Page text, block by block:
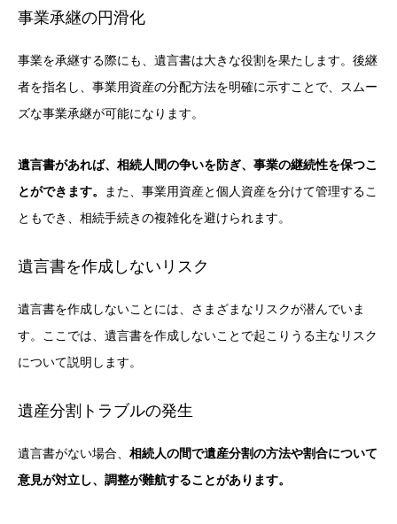
事業承継の円滑化
事業を承継する際にも、遺言書は大きな役割を果たします。後継
者を指名し、事業用資産の分配方法を明確に示すことで、スムー
ズな事業承継が可能になります。
遺言書があれば、相続人間の争いを防ぎ、事業の継続性を保つこ
とができます。
また、事業用資産と個人資産を分けて管理するこ
ともでき、相続手続きの複雑化を避けられます。
遺言書を作成しないリスク
遺言書を作成しないことには、さまざまなリスクが潜んでいま
す。ここでは、遺言書を作成しないことで起こりうる主なリスク
について説明します。
遺産分割トラブルの発生
遺言書がない場合、 相続人の間で遺産分割の方法や割合について
意見が対立し、調整が難航することがあります。